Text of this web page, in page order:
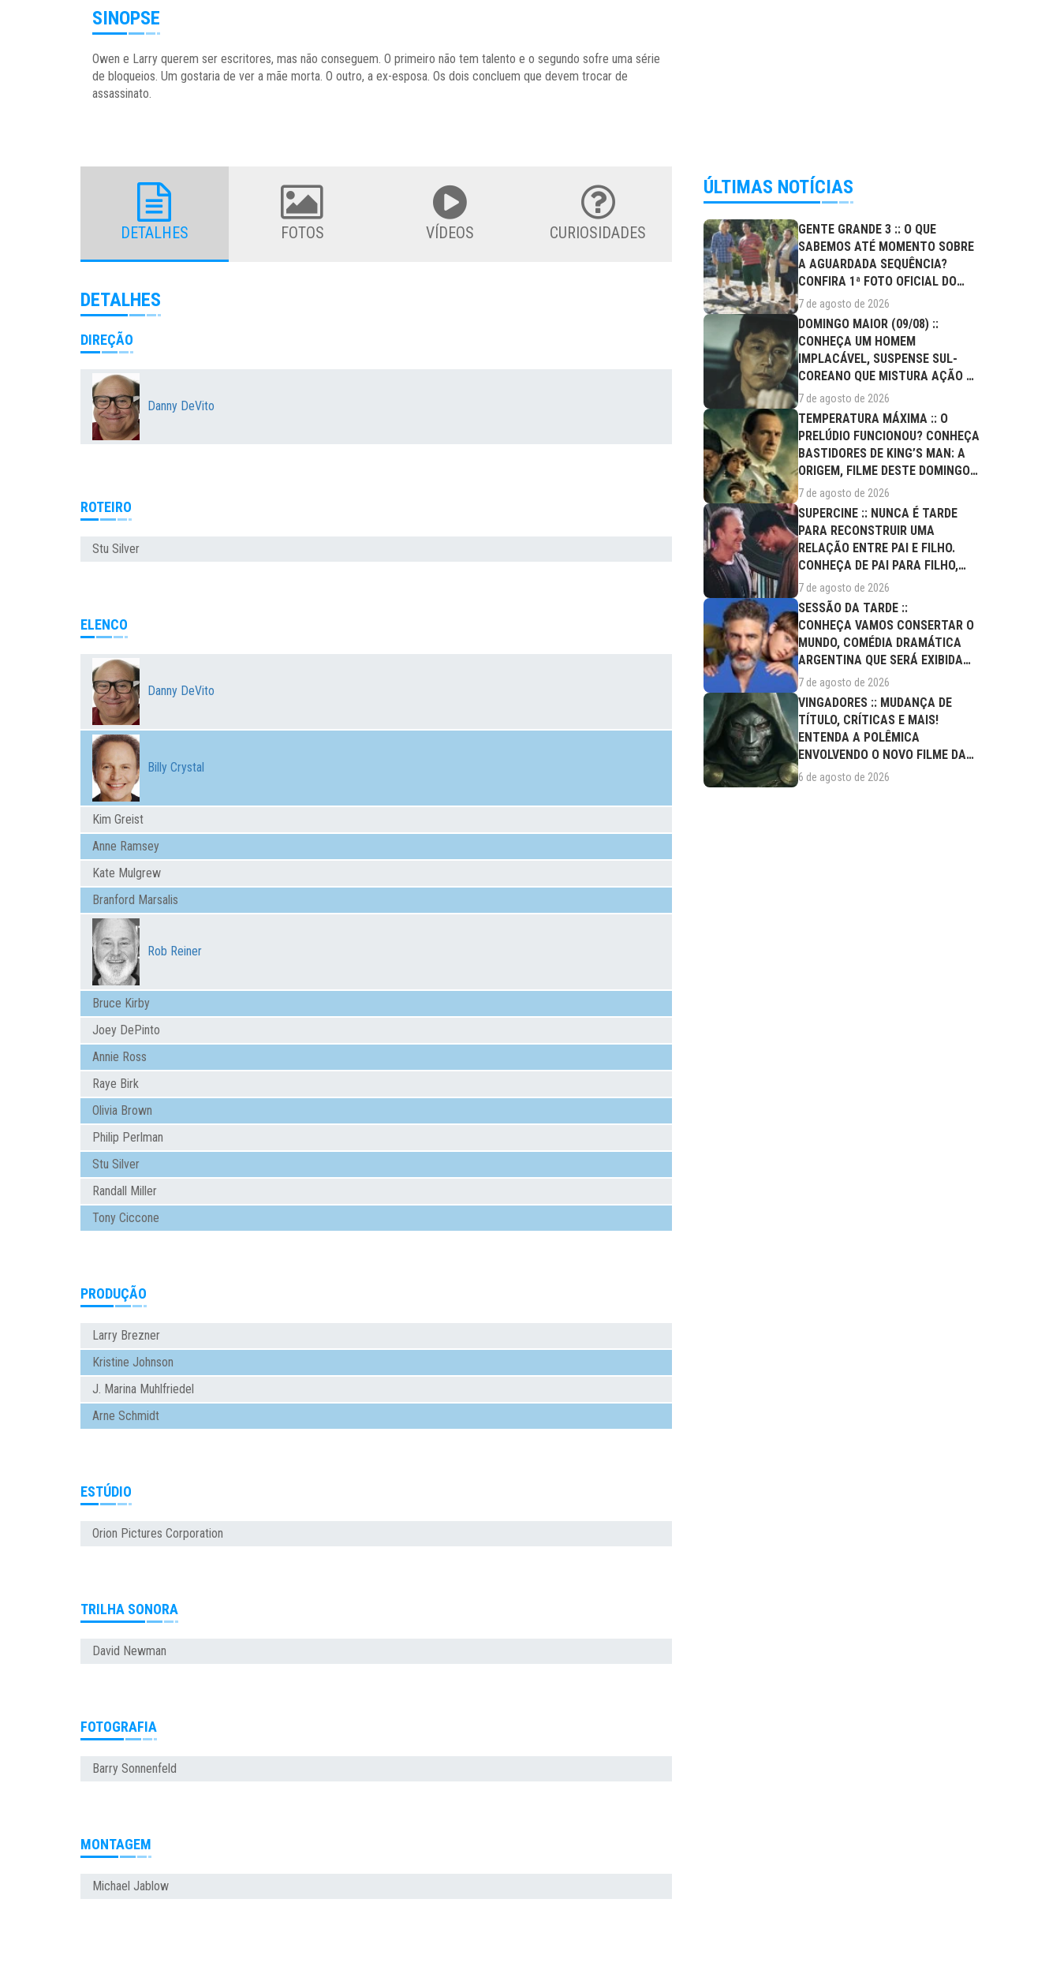
SINOPSE
Owen e Larry querem ser escritores, mas não conseguem. O primeiro não tem talento e o segundo sofre uma série
de bloqueios. Um gostaria de ver a mãe morta. O outro, a ex-esposa. Os dois concluem que devem trocar de
assassinato.
DETALHES FOTOS VÍDEOS CURIOSIDADES
DETALHES
DIREÇÃO
Danny DeVito
ROTEIRO
Stu Silver
ELENCO
Danny DeVito
Billy Crystal
Kim Greist
Anne Ramsey
Kate Mulgrew
Branford Marsalis
Rob Reiner
Bruce Kirby
Joey DePinto
Annie Ross
Raye Birk
Olivia Brown
Philip Perlman
Stu Silver
Randall Miller
Tony Ciccone
PRODUÇÃO
Larry Brezner
Kristine Johnson
J. Marina Muhlfriedel
Arne Schmidt
ESTÚDIO
Orion Pictures Corporation
TRILHA SONORA
David Newman
FOTOGRAFIA
Barry Sonnenfeld
MONTAGEM
Michael Jablow
ÚLTIMAS NOTÍCIAS
GENTE GRANDE 3 :: O QUE
SABEMOS ATÉ MOMENTO SOBRE
A AGUARDADA SEQUÊNCIA?
CONFIRA 1ª FOTO OFICIAL DO
ELENCO!
7 de agosto de 2026
DOMINGO MAIOR (09/08) ::
CONHEÇA UM HOMEM
IMPLACÁVEL, SUSPENSE SUL-
COREANO QUE MISTURA AÇÃO E
DRAMA FAMILIAR
7 de agosto de 2026
TEMPERATURA MÁXIMA :: O
PRELÚDIO FUNCIONOU? CONHEÇA
BASTIDORES DE KING’S MAN: A
ORIGEM, FILME DESTE DOMINGO
(09/08)
7 de agosto de 2026
SUPERCINE :: NUNCA É TARDE
PARA RECONSTRUIR UMA
RELAÇÃO ENTRE PAI E FILHO.
CONHEÇA DE PAI PARA FILHO,
FILME DESTE...
7 de agosto de 2026
SESSÃO DA TARDE ::
CONHEÇA VAMOS CONSERTAR O
MUNDO, COMÉDIA DRAMÁTICA
ARGENTINA QUE SERÁ EXIBIDA
NESTA SEXTA (07/08)
7 de agosto de 2026
VINGADORES :: MUDANÇA DE
TÍTULO, CRÍTICAS E MAIS!
ENTENDA A POLÊMICA
ENVOLVENDO O NOVO FILME DA
MARVEL
6 de agosto de 2026